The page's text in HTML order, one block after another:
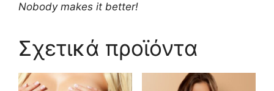
Nobody makes it better!
Σχετικά προϊόντα